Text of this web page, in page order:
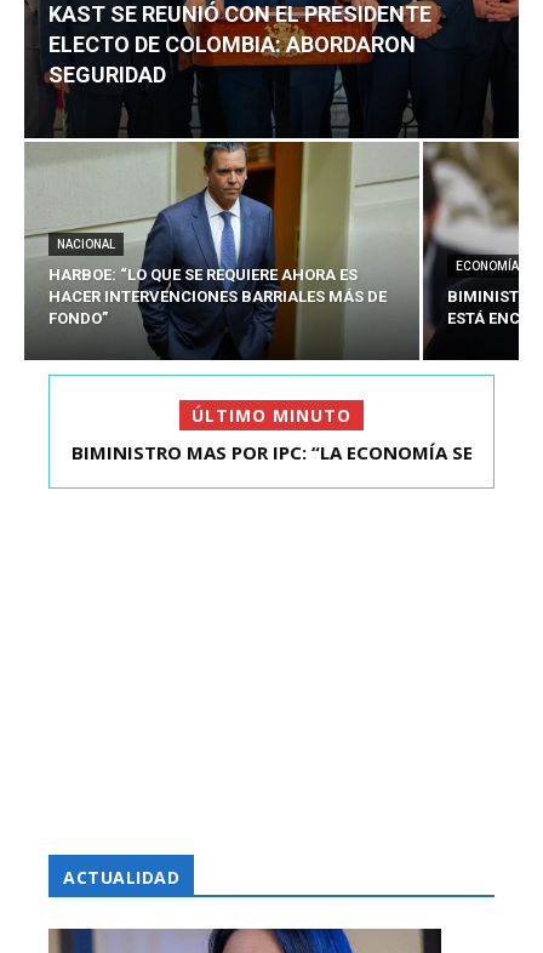
KAST SE REUNIÓ CON EL PRESIDENTE
ELECTO DE COLOMBIA: ABORDARON
SEGURIDAD
NACIONAL
HARBOE: “LO QUE SE REQUIERE AHORA ES
HACER INTERVENCIONES BARRIALES MÁS DE
FONDO”
ECONOMÍA
BIMINISTRO
ESTÁ
ÚLTIMO MINUTO
KAST SE REUNIÓ CON EL PRESIDENTE ELECTO DE
BIMINISTRO MAS POR IPC: “LA ECONOMÍA SE
ACTUALIDAD